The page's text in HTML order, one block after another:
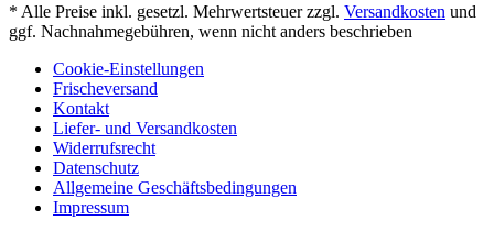
* Alle Preise inkl. gesetzl. Mehrwertsteuer zzgl. Versandkosten und
ggf. Nachnahmegebühren, wenn nicht anders beschrieben
Cookie-Einstellungen
Frischeversand
Kontakt
Liefer- und Versandkosten
Widerrufsrecht
Datenschutz
Allgemeine Geschäftsbedingungen
Impressum